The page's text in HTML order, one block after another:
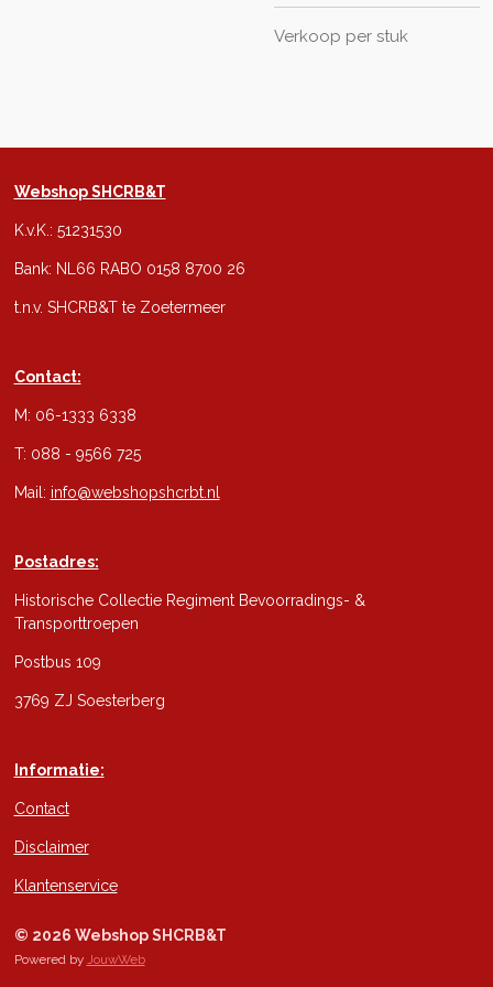
Verkoop per stuk
Webshop SHCRB&T
K.v.K.: 51231530
Bank: NL66 RABO 0158 8700 26
t.n.v. SHCRB&T te Zoetermeer
Contact:
M: 06-1333 6338
T: 088 - 9566 725
Mail: info@webshopshcrbt.nl
Postadres:
Historische Collectie Regiment Bevoorradings- &
Transporttroepen
Postbus 109
3769 ZJ Soesterberg
Informatie:
Contact
Disclaimer
Klantenservice
© 2026 Webshop SHCRB&T
Powered by JouwWeb